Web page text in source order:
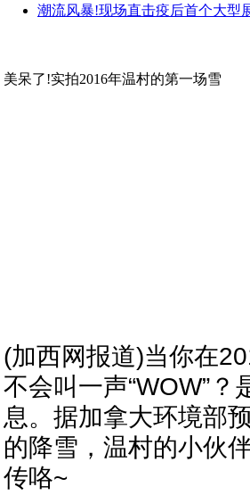
潮流风暴!现场直击疫后首个大型
美呆了!实拍2016年温村的第一场雪
(加西网报道)当你在
不会叫一声“WOW”
息。据加拿大环境部
的降雪，温村的小伙
传咯~